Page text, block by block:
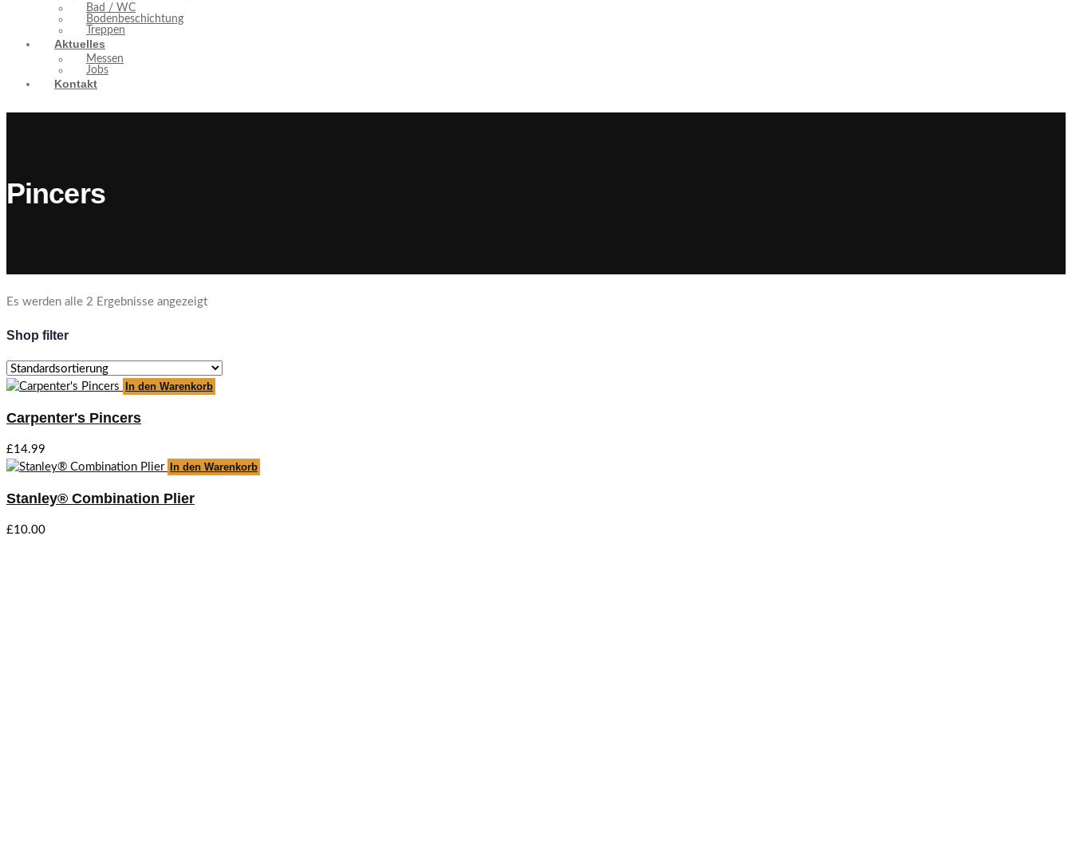
Bad / WC
Bodenbeschichtung
Treppen
Aktuelles
Messen
Jobs
Kontakt
Pincers
Es werden alle 2 Ergebnisse angezeigt
Shop filter
In den Warenkorb
Carpenter's Pincers
£14.99
In den Warenkorb
Stanley® Combination Plier
£10.00